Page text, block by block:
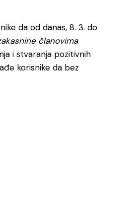
da od danas, 8. 3. do
članovima
i stvaranja pozitivnih
korisnike da bez